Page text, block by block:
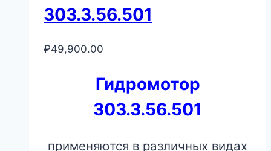
303.3.56.501
₽49,900.00
Гидромотор
303.3.56.501
применяются в различных видах